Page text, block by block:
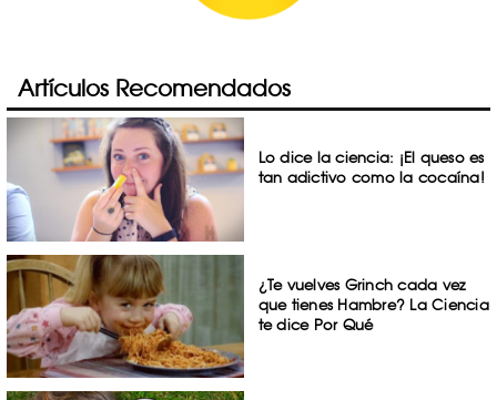
Artículos Recomendados
Lo dice la ciencia: ¡El queso es
tan adictivo como la cocaína!
¿Te vuelves Grinch cada vez
que tienes Hambre? La Ciencia
te dice Por Qué